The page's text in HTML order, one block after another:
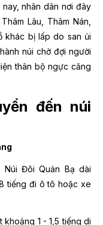
nhân dân nơi đây
Lâu, Thâm Nán,
khác bị lấp do san ủi
núi chờ đợi người
thân bộ ngực căng
đến núi
Núi Đôi Quản Bạ dài
tiếng đi ô tô hoặc xe
khoảng 1 - 1,5 tiếng di